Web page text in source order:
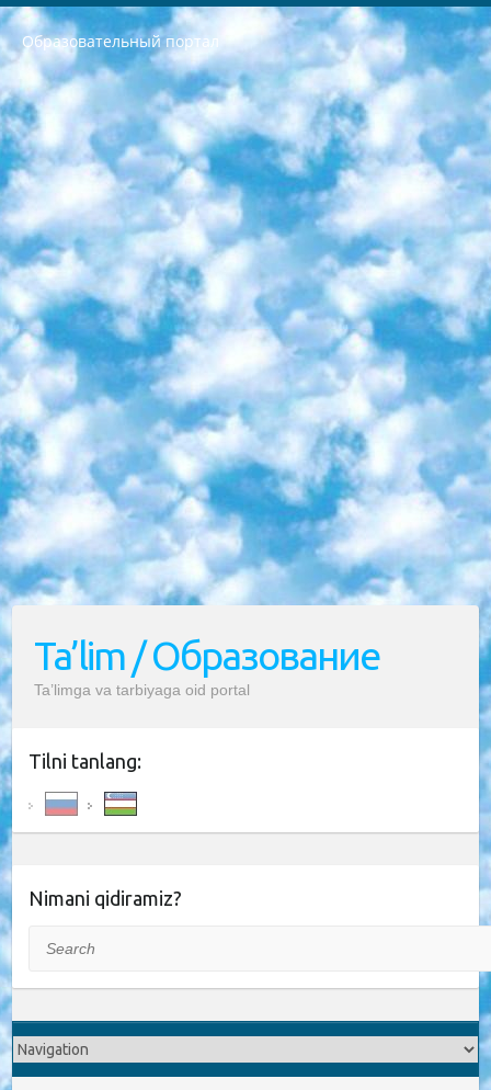
Образовательный портал
РЕСПУБЛИКА УЗБЕКИСТАН МИНИСТРЕРСТВО ДОШКОЛЬНОГО И ШКОЛЬНОГО ОБРАЗОВАНИЯ КОМАНДА в общеобразовательных учреждениях в 2023-2024 учебном году организация и проведение итоговой государственной аттестации обучающихся о Министра дошкольного и школьного образования Республики Узбекистан от 4 марта 2008 года (постановлением Минюста от 20 марта 2008 года № 1778 государственной регистрации) «Итоговое состояние учащихся общего среднего образования на основании положения об утверждении положения об аттестации общего среднего образования выпускной экзамен студентов в образовательных учреждениях в 2023-2024 учебном году В целях организации и прохождения аттестации приказываю: 1. Следующее: перечень предметов, по которым будет проводиться итоговая государственная аттестация и экзамен формы перевода согласно приложению 1; сертификаты международного образца, оценивающие уровень владения иностранными языками перечень согласно приложению 2; 2. Педагогический при специализированных образовательных учреждениях. научно-практический центр квалификации и международной оценки (Д.Давидова) 2024 г. До 25 марта: задания по предметам, по которым будет проводиться итоговая аттестация разработка и утверждение технических условий; итоговая аттестация на основании разработанного предметного задания разработка вопросов по предметам (устно и письменно), экзамен передача; общеобразовательные средние школы и специальные учебные заведения учащиеся выпускных классов школ и интернатов в агентской системе подготовка базы данных экзаменационных материалов и критериев оценки; перевод базы экзаменационных материалов на все языки обучения подать в Республиканский образовательный центр для изготовления; варианты экзаменов на основе разработанных контрольных материалов пусть будут поставлены задачи формирования. 3. Республиканский образовательный центр (Ш.Худайкулов) до 5 апреля 2024 года. до: база данных предоставленных экзаменационных материалов на все языки обучения перевод и экспертиза; для слепых, слабовидящих, глухих, слабослышащих и умственно отсталых детей учащиеся выпускных классов специализированных школ и школ-интернатов база данных экзаменационных материалов на всех преподаваемых языках подготовка критериев оценки; специализированные школы для умственно отсталых детей и технологии для учащихся выпускных классов школ-интернатов разработка соответствующих рекомендаций и критериев проведения ЕГЭ по естествознанию давать задания. 4. Педагогический при специализированных образовательных учреждениях. Научно-практический центр навыков и международной оценки (Д.Давидова), Республика образовательный центр (Худайкулов Ш.) итоговый государственный аттестационный экзамен ориентирован на творческое и логическое мышление при подготовке базы материалов учитывать введение заданий. 5. Следует отметить, что: сертификат государственного образца о знании общеобразовательного предмета и как минимум национальный уровень B1 по предметам на иностранных языках, указанным в Приложении 2. или международно признанный сертификат эквивалентного уровня студенты, изучающие определенный предмет, освобождаются от экзамена; по соответствующим предметам запланирована итоговая государственная аттестация за день до дня, путем жеребьевки Рабочей группой (в письменной форме по предметам, проводимым в форме) из числа сформированных вариантов выбрано 2 варианта; 2 выбранных варианта экзамена анонсированы на официальном сайте министерства и все выпускники по всей стране на основе этих вариантов проводит итоговую государственную аттестацию. 6. Государственное образование учащихся средних общеобразовательных учреждений. знания в соответствии с квалификационными требованиями, которые необходимо приобрести на основании стандартов итоговый (выпускной) контроль для 9 и 11 классов в целях тестирования Экзамены (далее – экзамены) состоят из предметов, перечисленных в приложении 1. будет сделано. 7. Экзамены пройдут с 26 мая по 15 июня 2024 г. (кроме науки физического воспитания). 8. Физическая для учащихся 9 классов общесредних образовательных учреждений. Экзамены по предмету «Образование, квалификация медицина» 1-6 мая 2024 года. сотрудники перевести под присмотр (с отклонениями в физическом или умственном развитии) специализированная школа для детей, школы-интернаты и со сколиозом школы-интернаты санаторного типа для больных детей исключены). 9. Он был слепым, слабовидящим и имел нарушения опорно-двигательного аппарата. экзамены в специализированных школах и интернатах для детей должны проводиться исходя из требований, предъявляемых к общеобразовательным учреждениям (физкультура кроме науки). 10. Специализированная школа для глухих и слабослышащих детей. и экзамены в интернатах и быть реализован в виде письменного теста по математике. 11. Специальность для умственно отсталых детей. Для 9 класса Родной язык и литературное письмо Государственный язык (язык обучения – узбекский). для неклассов) написано Математическое письмо Письменная/устная история Узбекистана Физическое воспитание практично Итоговый контроль Для 11 класса Написание родного языка и литературы (эссе) Математическое письмо Узбекский язык (обучение на узбекском языке) не посещающее общее среднее образование для учреждений)/Образовательное учреждение выбор письменный и устный Иностранный язык письменный/устный Письменная/устная история Узбекистана *По выбору студента:  Химия  Физика  Основы государственного права  География 10 бесплатных образовательных ресурсов - Мы составили подборку онлайн-проектов с интерактивными упражнениями, видеолекциями и статьями. Они помогут вам обрести новые и освежить старые знания бесплатно. 1. «ИНТУИТ» Старейшая образовательная площадка Рунета. Здесь вы найдёте сотни текстовых и видеокурсов на десятки различных тем — от программирования до психологии. Многие курсы подготовлены российскими университетами и крупными международными компаниями вроде Intel и Microsoft. Самостоятельное обучение бесплатное, но желающие могут оплатить услуги персональных наставников. 2. «Смартия» знакомит с актуальными профессиями и подсказывает, как им обучаться. Выбрав заинтересовавшую вас специальность — SMM-специалист, фотограф, веб-дизайнер или другую, — увидите список необходимых для неё умений. Чтобы вы могли освоить их самостоятельно, для каждого умения площадка отображает подборку ссылок на учебные материалы. Хотя «Смартия» ориентируется на русскоязычную аудиторию, часть контента всё же доступна только на английском. 3. «Лекторий Физтеха» Проект Московского физико-технического института (Физтеха). С его помощью вы можете смотреть онлайн серии лекций, записанные на видео в этом вузе. В числе доступных предметов — физика, биология, химия, информационные технологии и другие. К некоторым лекциям администрация ресурса прилагает готовые конспекты, которые можно скачивать в PDF-формате. 4. ITMOcourses Онлайн-площадка Санкт-Петербургского национального исследовательского университета информационных технологий, механики и оптики (ИТМО). Ресурс предоставляет свободный доступ к курсам, разработанным в этом вузе. Каталог материалов разбит на четыре категории: «Оптические системы и технологии», «Приборостроение и робототехника», «Информационные технологии» и «Биотехнологии». Курсы состоят из видеолекций, интерактивных демонстраций и заданий. 5. «КиберЛенинка» Электронная научная библиотека открытого доступа. Каталог площадки регулярно обрастает текстами статей из различных научных изданий. Сгруппированные по журналам и рубрикам публикации можно читать онлайн или скачивать целиком в PDF-формате. Проект нацелен на популяризацию науки за счёт открытого доступа к качественной информации. 6. «ПостНаука» На этом ресурсе публикуют подборки видеолекций, составленные экспертами из разных отраслей и объединённые общими темами. Среди них, к примеру, есть серии «Биоинформатика и геномика», «Культура средневековой Скандинавии» и Cinema Studies о теории кино. Каждая подборка лекций — логически связанная история, рассказанная экспертом от первого лица. Кроме того, на сайте появляются научно-образовательные статьи и тесты на разные темы. 7. «Newочём» Команда проекта «Newочём» отбирает самые интересные тексты из англоязычных СМИ и переводит те из них, за которые голосуют участники сообщества «ВКонтакте». По большей части это научно-популярные статьи. Редакторы придумывают лишь заголовки, в остальном содержание переводов соответствует оригиналам. Полные тексты можно читать прямо в социальной сети. 8. InternetUrok Онлайн-база материалов по основным дисциплинам школьной программы. Информация на сайте структурирована по классам, предметам и темам (урокам). Каждый урок состоит из видеолекций и конспектов. Есть также интерактивные тренажёры и тесты для закрепления пройденного материала. Даже если вы давно окончили школу, возможность повторить программу старших классов всегда может пригодиться. 9. Edutainme Ещё один ресурс об образовании. В отличие от Newtonew, как мне кажется, Edutainme больше ориентируется на представителей индустрии: педагогов, предпринимателей, разработчиков образовательных проектов. Но и любой, кто просто стремится к саморазвитию, найдёт на сайте много полезного и интересного для себя. Например, информацию о новых курсах и образовательных сервисах. 10. Newtonew Онлайн-медиа об образовании и обучении в широком смысле. Авторы Newtonew пишут об инструментах, заведениях, тактиках и стратегиях, которые помогают учить других и получать новые знания самостоятельно. На этой площадке вы найдёте новости, обзоры, аналитические мат
Ta’lim / Образование
Ta’limga va tarbiyaga oid portal
Tilni tanlang:
Nimani qidiramiz?